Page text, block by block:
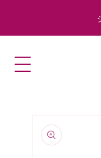
報にス
キップ